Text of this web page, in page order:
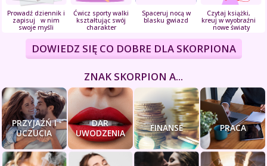
Prowadź dziennik i
zapisuj w nim
swoje myśli
Ćwicz sporty walki
kształtując swój
charakter
Spaceruj nocą w
blasku gwiazd
Czytaj książki,
kreuj w wyobraźni
nowe światy
DOWIEDZ SIĘ CO DOBRE DLA SKORPIONA
ZNAK SKORPION A...
PRZYJAŹŃ I
UCZUCIA
DAR
UWODZENIA
FINANSE PRACA